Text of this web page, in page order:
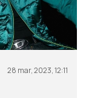
28 mar, 2023, 12:11